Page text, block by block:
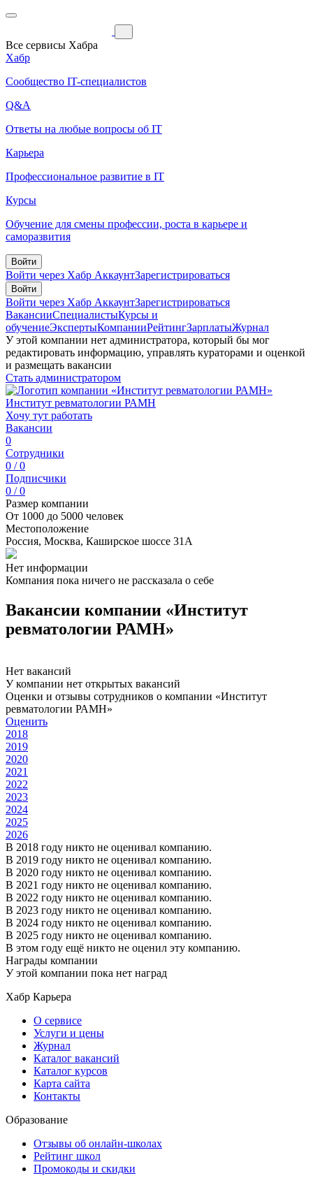
Все сервисы Хабра
Хабр
Сообщество IT-специалистов
Q&A
Ответы на любые вопросы об IT
Карьера
Профессиональное развитие в IT
Курсы
Обучение для смены профессии, роста в карьере и
саморазвития
Войти
Войти через Хабр АккаунтЗарегистрироваться
Войти
Войти через Хабр АккаунтЗарегистрироваться
ВакансииСпециалистыКурсы и
обучениеЭкспертыКомпанииРейтингЗарплатыЖурнал
У этой компании нет администратора, который бы мог
редактировать информацию, управлять кураторами и оценкой
и размещать вакансии
Стать администратором
Институт ревматологии РАМН
Хочу тут работать
Вакансии
0
Сотрудники
0 / 0
Подписчики
0 / 0
Размер компании
От 1000 до 5000 человек
Местоположение
Россия, Москва, Каширское шоссе 31А
Нет информации
Компания пока ничего не рассказала о себе
Вакансии компании «Институт
ревматологии РАМН»
Нет вакансий
У компании нет открытых вакансий
Оценки и отзывы сотрудников о компании «Институт
ревматологии РАМН»
Оценить
2018
2019
2020
2021
2022
2023
2024
2025
2026
В 2018 году никто не оценивал компанию.
В 2019 году никто не оценивал компанию.
В 2020 году никто не оценивал компанию.
В 2021 году никто не оценивал компанию.
В 2022 году никто не оценивал компанию.
В 2023 году никто не оценивал компанию.
В 2024 году никто не оценивал компанию.
В 2025 году никто не оценивал компанию.
В этом году ещё никто не оценил эту компанию.
Награды компании
У этой компании пока нет наград
Хабр Карьера
О сервисе
Услуги и цены
Журнал
Каталог вакансий
Каталог курсов
Карта сайта
Контакты
Образование
Отзывы об онлайн-школах
Рейтинг школ
Промокоды и скидки